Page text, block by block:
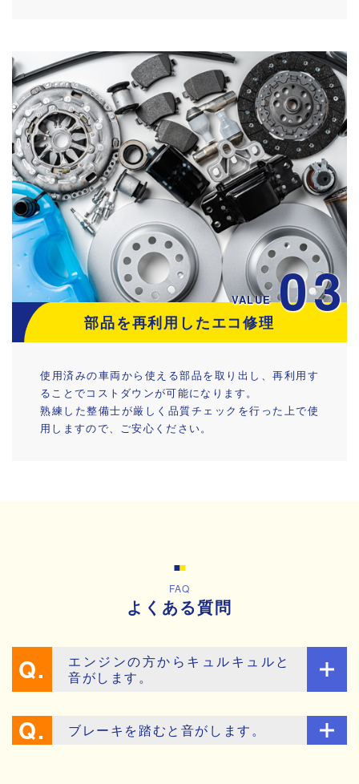
VALUE 03
部品を再利用したエコ修理
使用済みの車両から使える部品を取り出し、再利用す
ることでコストダウンが可能になります。
熟練した整備士が厳しく品質チェックを行った上で使
用しますので、ご安心ください。
FAQ
よくある質問
エンジンの方からキュルキュルと
音がします。
ブレーキを踏むと音がします。